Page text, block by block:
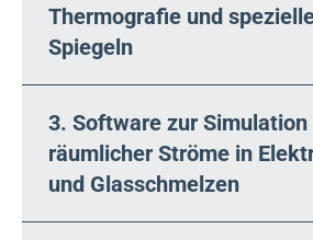
Thermografie und
Spiegeln
3. Software zur Simulation
räumlicher Ströme in
und Glasschmelzen